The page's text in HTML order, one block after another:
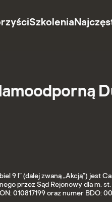
Szkolenia
9 l” (dalej zwaną „Akcją”) jest
przez Sąd Rejonowy dla m.
010817199 oraz numer BDO: